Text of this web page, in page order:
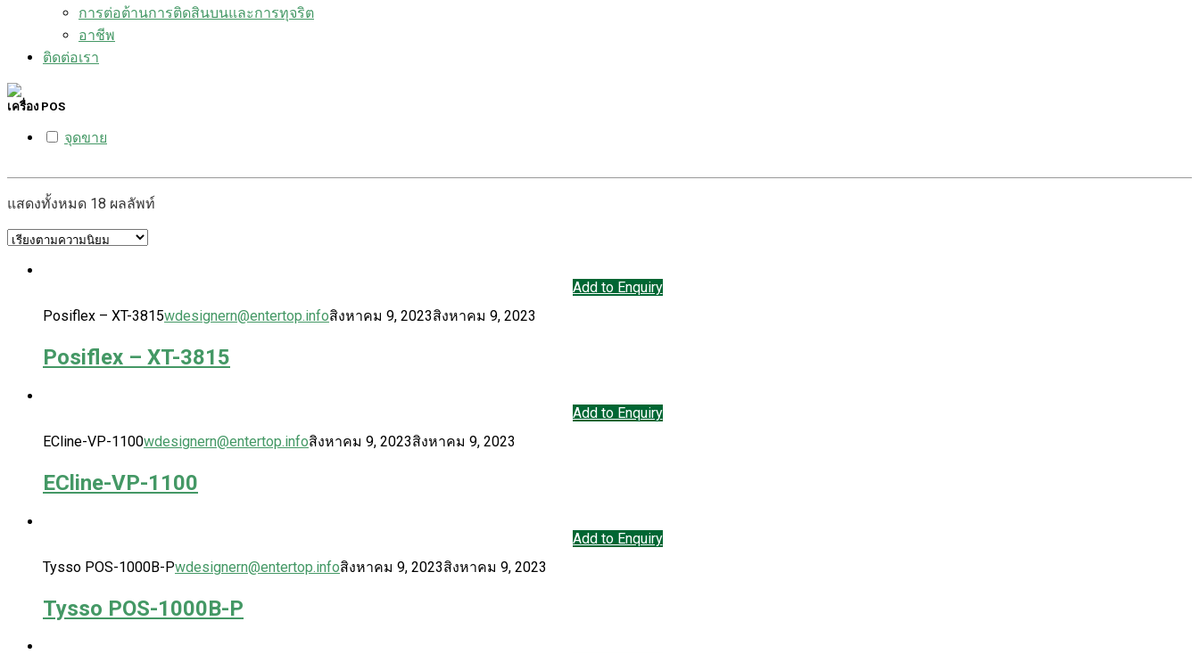
การต่อต้านการติดสินบนและการทุจริต
อาชีพ
ติดต่อเรา
เครื่อง POS
จุดขาย
แสดงทั้งหมด 18 ผลลัพท์
Add to Enquiry
Posiflex – XT-3815wdesignern@entertop.infoสิงหาคม 9, 2023สิงหาคม 9, 2023
Posiflex – XT-3815
Add to Enquiry
ECline-VP-1100wdesignern@entertop.infoสิงหาคม 9, 2023สิงหาคม 9, 2023
ECline-VP-1100
Add to Enquiry
Tysso POS-1000B-Pwdesignern@entertop.infoสิงหาคม 9, 2023สิงหาคม 9, 2023
Tysso POS-1000B-P